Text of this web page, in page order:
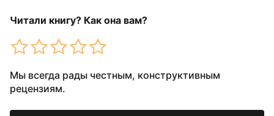
Читали книгу? Как она вам?
Мы всегда рады честным, конструктивным
рецензиям.